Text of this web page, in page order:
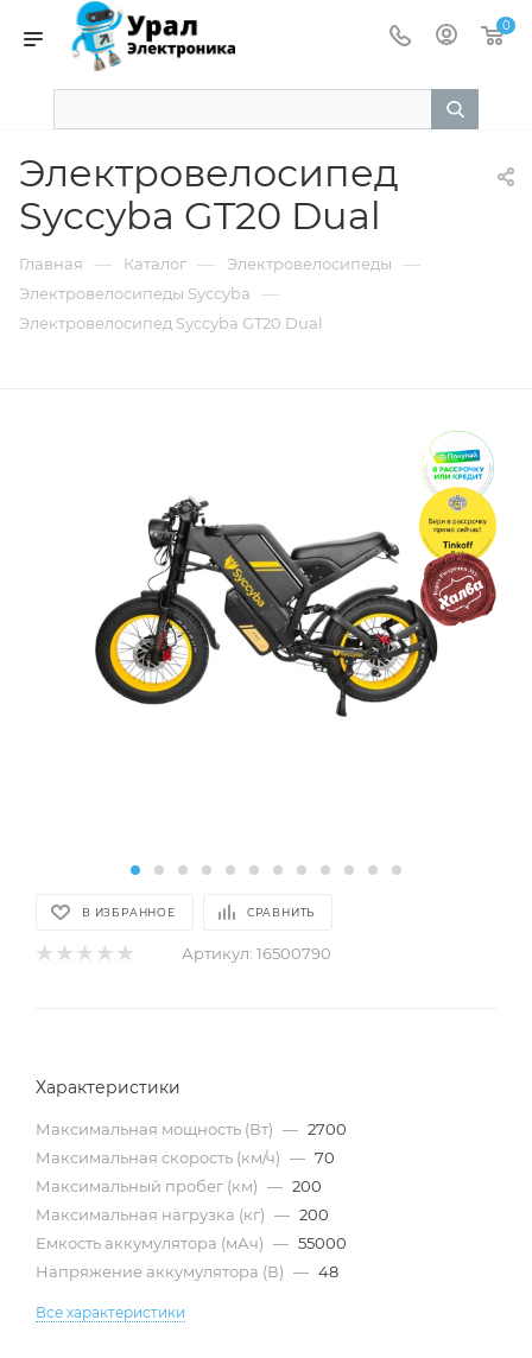
0
Электровелосипед
Syccyba GT20 Dual
Главная — Каталог — Электровелосипеды —
Электровелосипеды Syccyba —
Электровелосипед Syccyba GT20 Dual
В ИЗБРАННОЕ СРАВНИТЬ
Артикул: 16500790
Характеристики
Максимальная мощность (Вт) — 2700
Максимальная скорость (км/ч) — 70
Максимальный пробег (км) — 200
Максимальная нагрузка (кг) — 200
Емкость аккумулятора (мАч) — 55000
Напряжение аккумулятора (В) — 48
Все характеристики